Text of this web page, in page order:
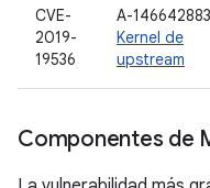
CVE-
2019-
19536
A-146642883
Kernel de
upstream
Componentes de